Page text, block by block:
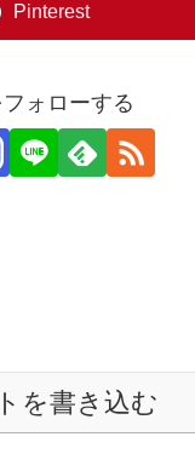
Pinterest
ォローする
を書き込む